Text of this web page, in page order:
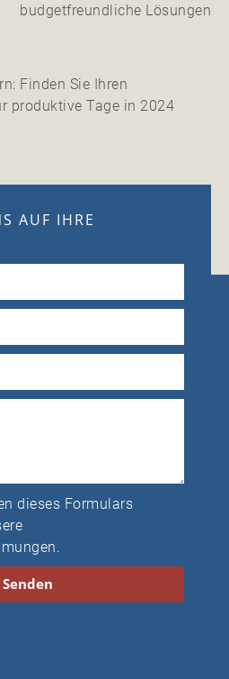
budgetfreundliche Lösungen
Finden Sie Ihren
produktive Tage in 2024
AUF IHRE
dieses Formulars
.
Senden